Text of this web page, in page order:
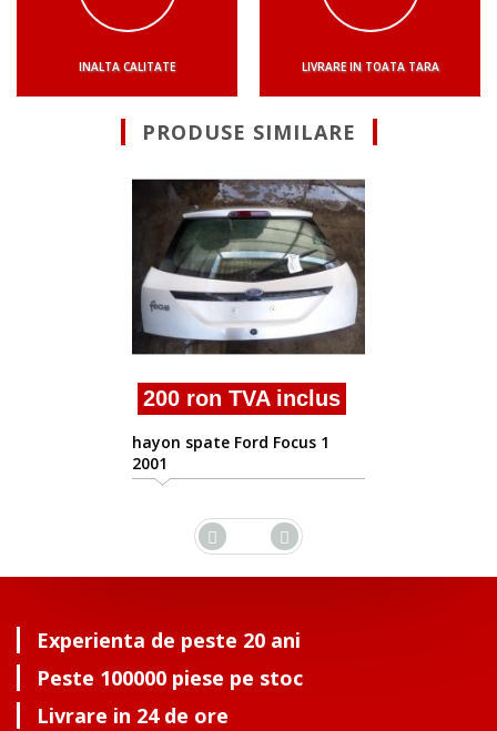
INALTA CALITATE LIVRARE IN TOATA TARA
PRODUSE SIMILARE
350 ron TVA inclus
hayon spate Ford Focus 1
combi 2002
Experienta de peste 20 ani
Peste 100000 piese pe stoc
Livrare in 24 de ore